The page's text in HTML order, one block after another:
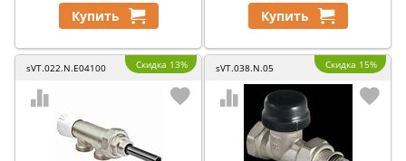
Купить Купить
sVT.022.N.E04100 Скидка 13% sVT.038.N.05 Скидка 15%